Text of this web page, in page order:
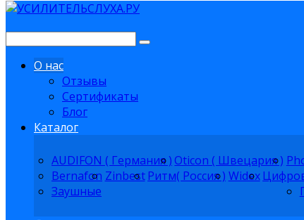
О нас
Отзывы
Сертификаты
Блог
Каталог
AUDIFON ( Германия )Oticon ( Швецария )
Bernafon Zinbest Ритм( Россия ) Widex
Заушные